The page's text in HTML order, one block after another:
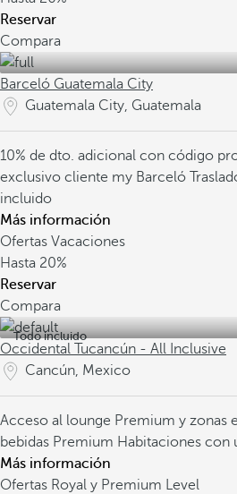
Reservar
Compara
Barceló Guatemala City
Guatemala City, Guatemala
10% de dto. adicional con código
exclusivo cliente my Barceló
incluido
Más información
Ofertas Vacaciones
Hasta 20%
Reservar
Compara
Todo incluido
Occidental Tucancún - All Inclusive
Cancún, Mexico
Acceso al lounge Premium y zonas
bebidas Premium Habitaciones con
Más información
Ofertas Royal y Premium Level